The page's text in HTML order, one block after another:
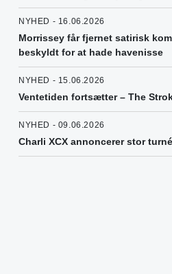
NYHED - 16.06.2026
Morrissey får fjernet satirisk
beskyldt for at hade havenisse
NYHED - 15.06.2026
Ventetiden fortsætter – The
NYHED - 09.06.2026
Charli XCX annoncerer stor